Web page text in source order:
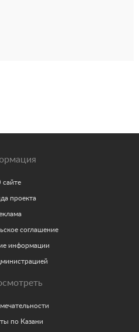
сайте
проекта
соглашение
информации
по Казани